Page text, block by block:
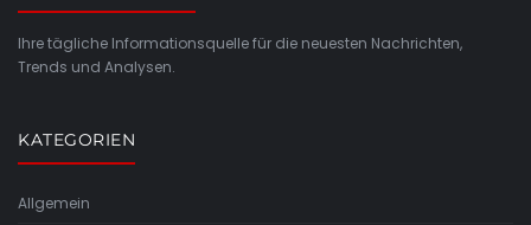
Ihre tägliche Informationsquelle für die neuesten Nachrichten,
Trends und Analysen.
KATEGORIEN
Allgemein